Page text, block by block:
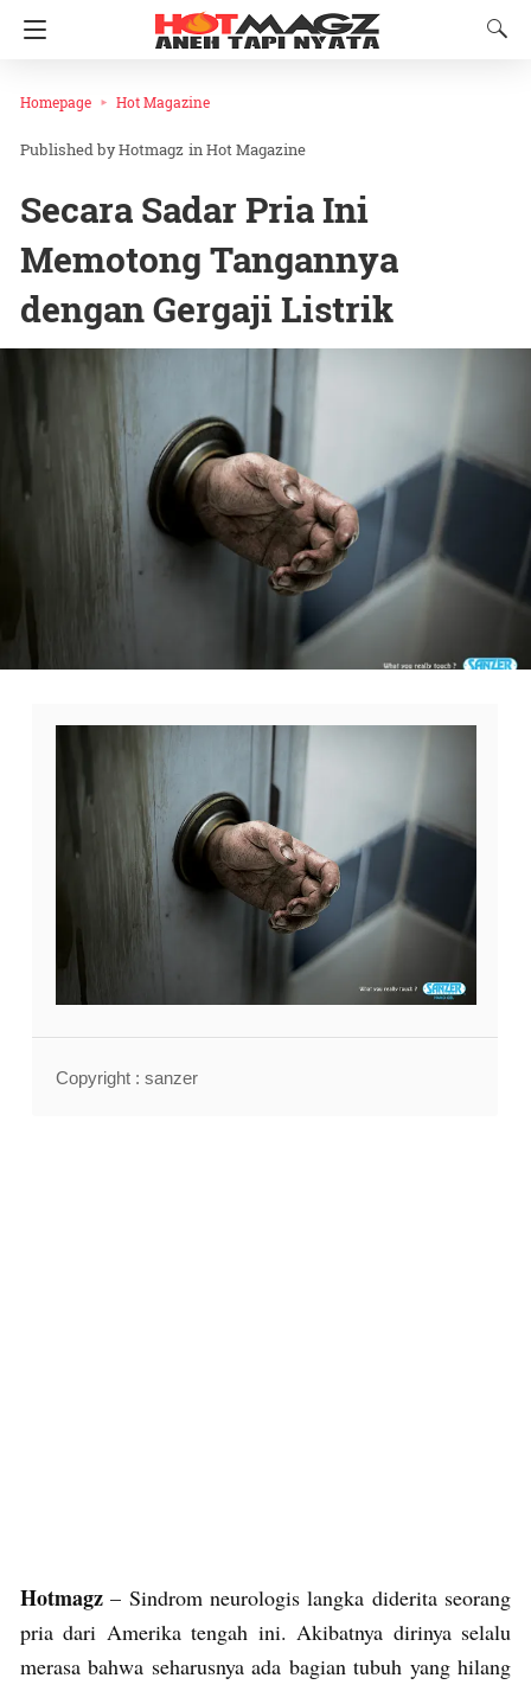
Homepage Hot Magazine
Hotmagz inHot Magazine
Secara Sadar Pria Ini
Memotong Tangannya
dengan Gergaji Listrik
Copyright : sanzer
Hotmagz – Sindrom neurologis langka diderita seorang
pria dari Amerika tengah ini. Akibatnya dirinya selalu
merasa bahwa seharusnya ada bagian tubuh yang hilang